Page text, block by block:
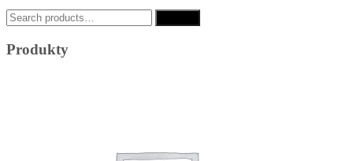
Search
for:
Produkty